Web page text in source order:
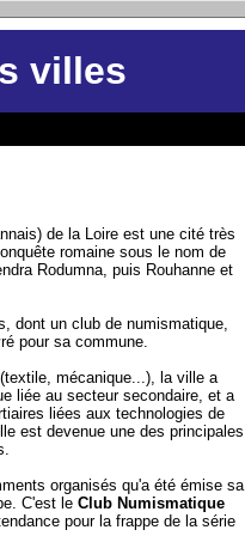
villes
de la Loire est une cité très
romaine sous le nom de
Rodumna, puis Rouhanne et
dont un club de numismatique,
pour sa commune.
mécanique...), la ville a
liée au secteur secondaire, et a
liées aux technologies de
est devenue une des principales
organisés qu'a été émise sa
C'est le Club Numismatique
pour la frappe de la série